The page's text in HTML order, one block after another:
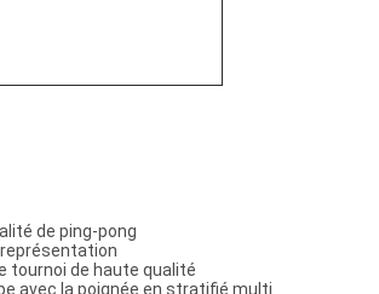
de ping-pong
tournoi de haute qualité
avec la poignée en stratifié multi